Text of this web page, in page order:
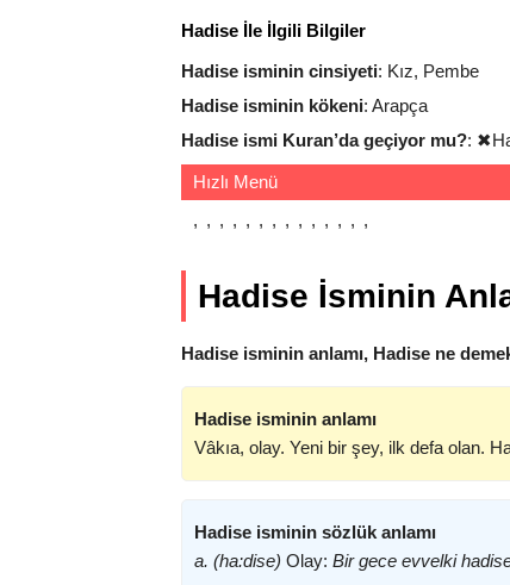
Hadise İle İlgili Bilgiler
Hadise isminin cinsiyeti: Kız, Pembe
Hadise isminin kökeni: Arapça
Hadise ismi Kuran’da geçiyor mu?: ✖
Hızlı Menü
Hadise İsminin
Hadise isminin anlamı, Hadise ne
Hadise isminin anlamı
Vâkıa, olay. Yeni bir şey, ilk defa olan.
Hadise isminin sözlük anlamı
a. (ha:dise) Olay: Bir gece evvelki